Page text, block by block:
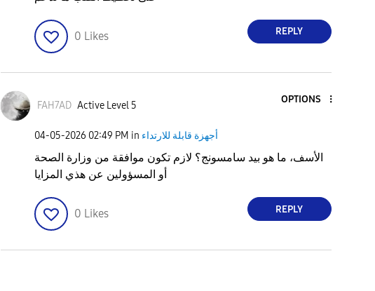
0 Likes REPLY
FAH7AD Active Level 5
OPTIONS
‎04-05-2026 02:49 PM in أجهزة قابلة للارتداء
الأسف، ما هو بيد سامسونج؟ لازم تكون موافقة من وزارة الصحة
أو المسؤولين عن هذي المزايا
0 Likes REPLY